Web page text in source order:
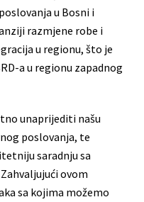
u Bosni i
razmjene robe i
u regionu, što je
a u regionu zapadnog
unaprijediti našu
poslovanja, te
saradnju sa
ovom
sa kojima možemo